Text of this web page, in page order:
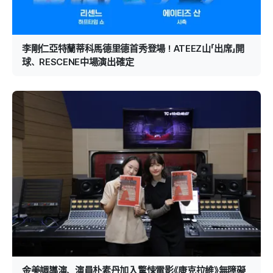
李剛仁亞特蘭蒂科馬德里德首秀登場！ATEEZ山「出席」開
球、RESCENE中場演出確定
金美調導演、演員朴素丹加入驚悚電影《康克拉維》無障礙